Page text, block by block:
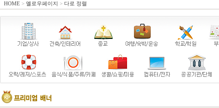
HOME > 옐로우페이지 > 다로 정렬